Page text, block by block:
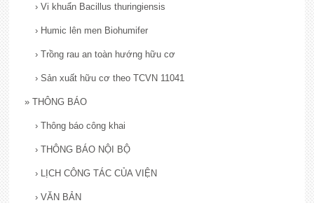
› Vi khuẩn Bacillus thuringiensis
› Humic lên men Biohumifer
› Trồng rau an toàn hướng hữu cơ
› Sản xuất hữu cơ theo TCVN 11041
» THÔNG BÁO
› Thông báo công khai
› THÔNG BÁO NỘI BỘ
› LỊCH CÔNG TÁC CỦA VIỆN
› VĂN BẢN